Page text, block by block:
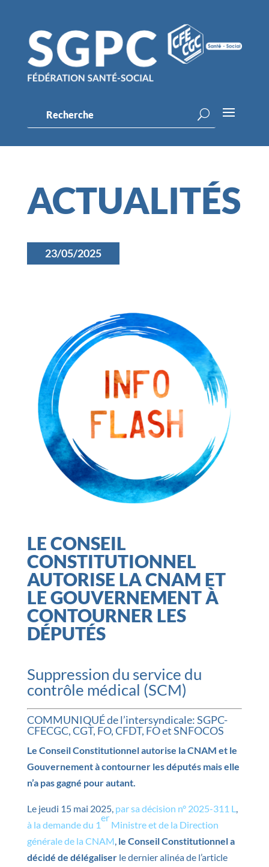
ACTUALITÉS
23/05/2025
LE CONSEIL
CONSTITUTIONNEL
AUTORISE LA CNAM ET
LE GOUVERNEMENT À
CONTOURNER LES
DÉPUTÉS
Suppression du service du
contrôle médical (SCM)
COMMUNIQUÉ de l’intersyndicale: SGPC-
CFECGC, CGT, FO, CFDT, FO et SNFOCOS
Le Conseil Constitutionnel autorise la CNAM et le
Gouvernement à contourner les députés mais elle
n’a pas gagné pour autant.
Le jeudi 15 mai 2025, par sa décision n° 2025-311 L,
à la demande du 1
er
Ministre et de la Direction
générale de la CNAM, le Conseil Constitutionnel a
décidé de délégaliserle dernier alinéa de l’article